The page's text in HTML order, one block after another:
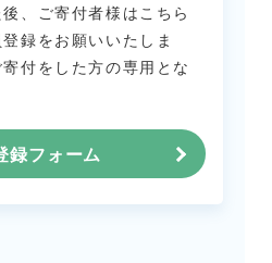
、ご寄付者様はこちら
録をお願いいたしま
付をした方の専用とな
録フォーム